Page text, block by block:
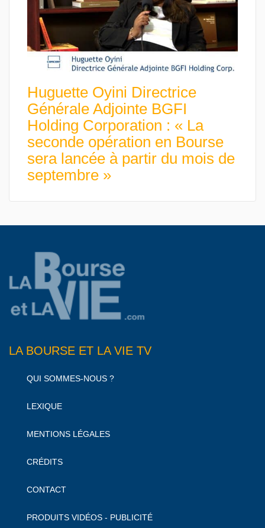
Huguette Oyini Directrice
Générale Adjointe BGFI
Holding Corporation : « La
seconde opération en Bourse
sera lancée à partir du mois de
septembre »
LA BOURSE ET LA VIE TV
QUI SOMMES-NOUS ?
LEXIQUE
MENTIONS LÉGALES
CRÉDITS
CONTACT
PRODUITS VIDÉOS - PUBLICITÉ